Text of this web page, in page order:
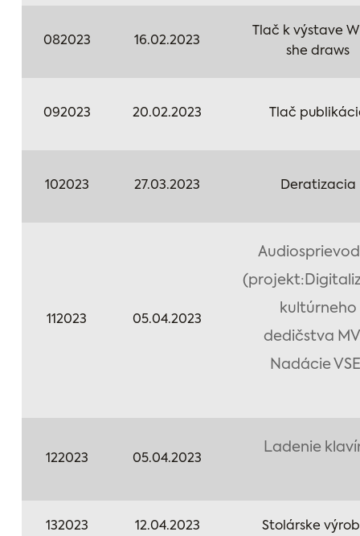
082023 16.02.2023
Tlač k výstave
she draws
092023 20.02.2023 Tlač
102023 27.03.2023 Deratizacia
112023 05.04.2023
kultúrneho
dedičstva
Nadácie
122023 05.04.2023
Ladenie
132023 12.04.2023 Stolárske